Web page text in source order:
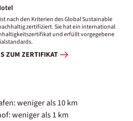
nach den Kriterien des Global Sustainable
zertifiziert. Sie hat ein international
und erfüllt vorgegebene
ZUM ZERTIFIKAT
weniger als 10 km
weniger als 1 km